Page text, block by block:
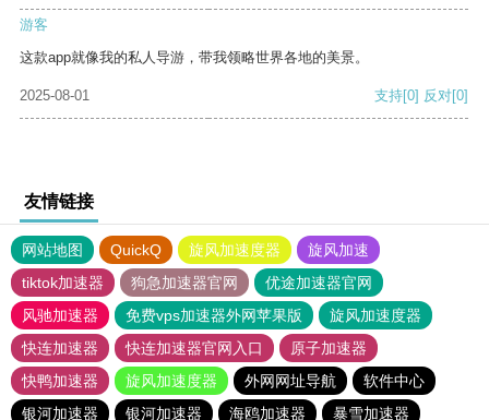
游客
这款app就像我的私人导游，带我领略世界各地的美景。
2025-08-01 支持[0] 反对[0]
友情链接
网站地图 QuickQ 旋风加速度器
旋风加速
tiktok加速器
狗急加速器官网
优途加速器官网
风驰加速器
免费vps加速器外网苹果版
旋风加速度器
快连加速器
快连加速器官网入口
原子加速器
快鸭加速器
旋风加速度器 外网网址导航
软件中心
银河加速器
银河加速器 海鸥加速器 暴雪加速器